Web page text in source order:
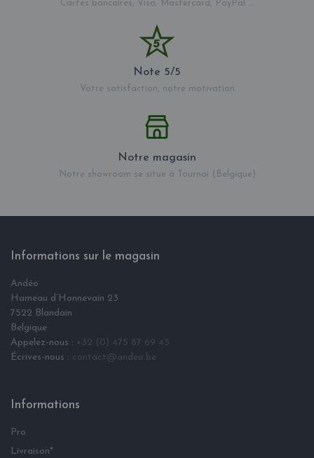
Cartes bancaires, Visa, Mastercard, PayPal ...
Note 5/5
Votre satisfaction, notre motivation
Notre magasin
Notre showroom se situe à Tournai (Belgique)
Informations sur le magasin
Andéo
Hameau d‘Honnevain 23
7522 Blandain
Belgique
Appelez-nous : +32 (0) 475 87 69 45
Écrives-nous : contact@andeo.be
Informations
Pro
Livraison*